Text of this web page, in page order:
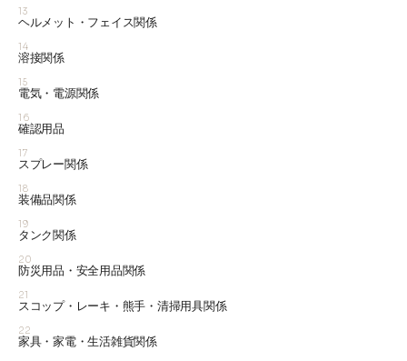
13
ヘルメット・フェイス関係
14
溶接関係
15
電気・電源関係
16
確認用品
17
スプレー関係
18
装備品関係
19
タンク関係
20
防災用品・安全用品関係
21
スコップ・レーキ・熊手・清掃用具関係
22
家具・家電・生活雑貨関係